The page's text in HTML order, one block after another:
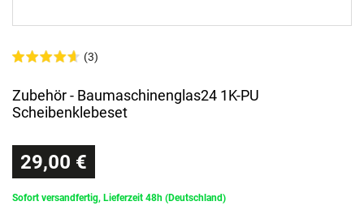
(3)
Zubehör - Baumaschinenglas24 1K-PU
Scheibenklebeset
29,00 €
Sofort versandfertig, Lieferzeit 48h (Deutschland)